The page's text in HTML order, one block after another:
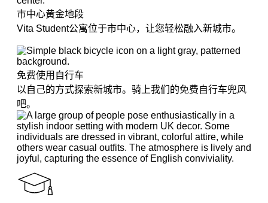
市中心黄金地段
Vita Student公寓位于市中心，让您轻松融入新城市。
免费使用自行车
以自己的方式探索新城市。骑上我们的免费自行车兜风
吧。